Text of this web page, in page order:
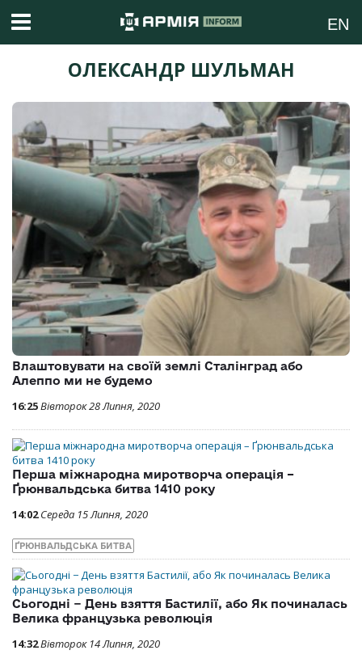
EN
ОЛЕКСАНДР ШУЛЬМАН
Влаштовувати на своїй землі Сталінград або
Алеппо ми не будемо
16:25Вівторок 28 Липня, 2020
Перша міжнародна миротворча операція –
Ґрюнвальдська битва 1410 року
14:02 Середа 15 Липня, 2020
ҐРЮНВАЛЬДСЬКА БИТВА
Сьогодні − День взяття Бастилії, або Як починалась
Велика французька революція
14:32Вівторок 14 Липня, 2020